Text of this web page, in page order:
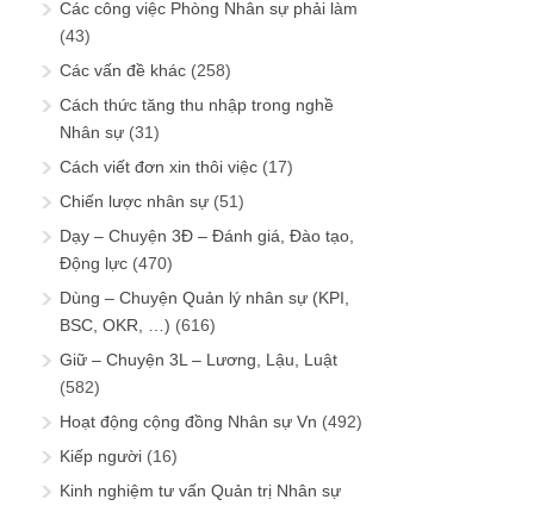
Các công việc Phòng Nhân sự phải làm
(43)
Các vấn đề khác (258)
Cách thức tăng thu nhập trong nghề
Nhân sự (31)
Cách viết đơn xin thôi việc (17)
Chiến lược nhân sự (51)
Dạy – Chuyện 3Đ – Đánh giá, Đào tạo,
Động lực (470)
Dùng – Chuyện Quản lý nhân sự (KPI,
BSC, OKR, …) (616)
Giữ – Chuyện 3L – Lương, Lậu, Luật
(582)
Hoạt động cộng đồng Nhân sự Vn (492)
Kiếp người (16)
Kinh nghiệm tư vấn Quản trị Nhân sự